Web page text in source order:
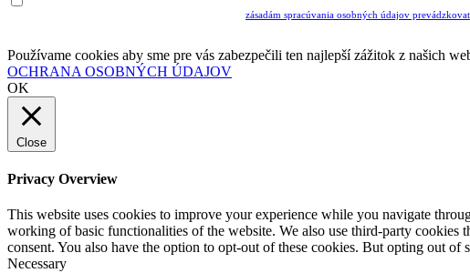
zásadám spracúvania osobných údajov
Používame cookies aby sme pre vás zabezpečili ten najlepší zážitok z našich
OCHRANA OSOBNÝCH ÚDAJOV
OK
Close
Privacy Overview
This website uses cookies to improve your experience while you navigate
working of basic functionalities of the website. We also use third-party
consent. You also have the option to opt-out of these cookies. But opting out
Necessary